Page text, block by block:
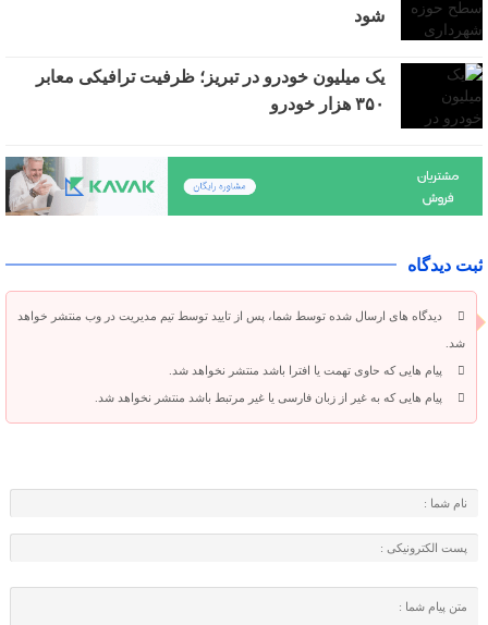
شود
یک میلیون خودرو در تبریز؛ ظرفیت ترافیکی معابر
۳۵۰ هزار خودرو
ثبت دیدگاه
دیدگاه های ارسال شده توسط شما، پس از تایید توسط تیم مدیریت در وب منتشر خواهد
شد.
پیام هایی که حاوی تهمت یا افترا باشد منتشر نخواهد شد.
پیام هایی که به غیر از زبان فارسی یا غیر مرتبط باشد منتشر نخواهد شد.